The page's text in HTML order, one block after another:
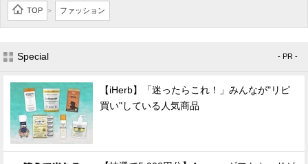
TOP > ファッション
Special - PR -
【iHerb】「迷ったらこれ！」みんなが"リピ
買い"している人気商品